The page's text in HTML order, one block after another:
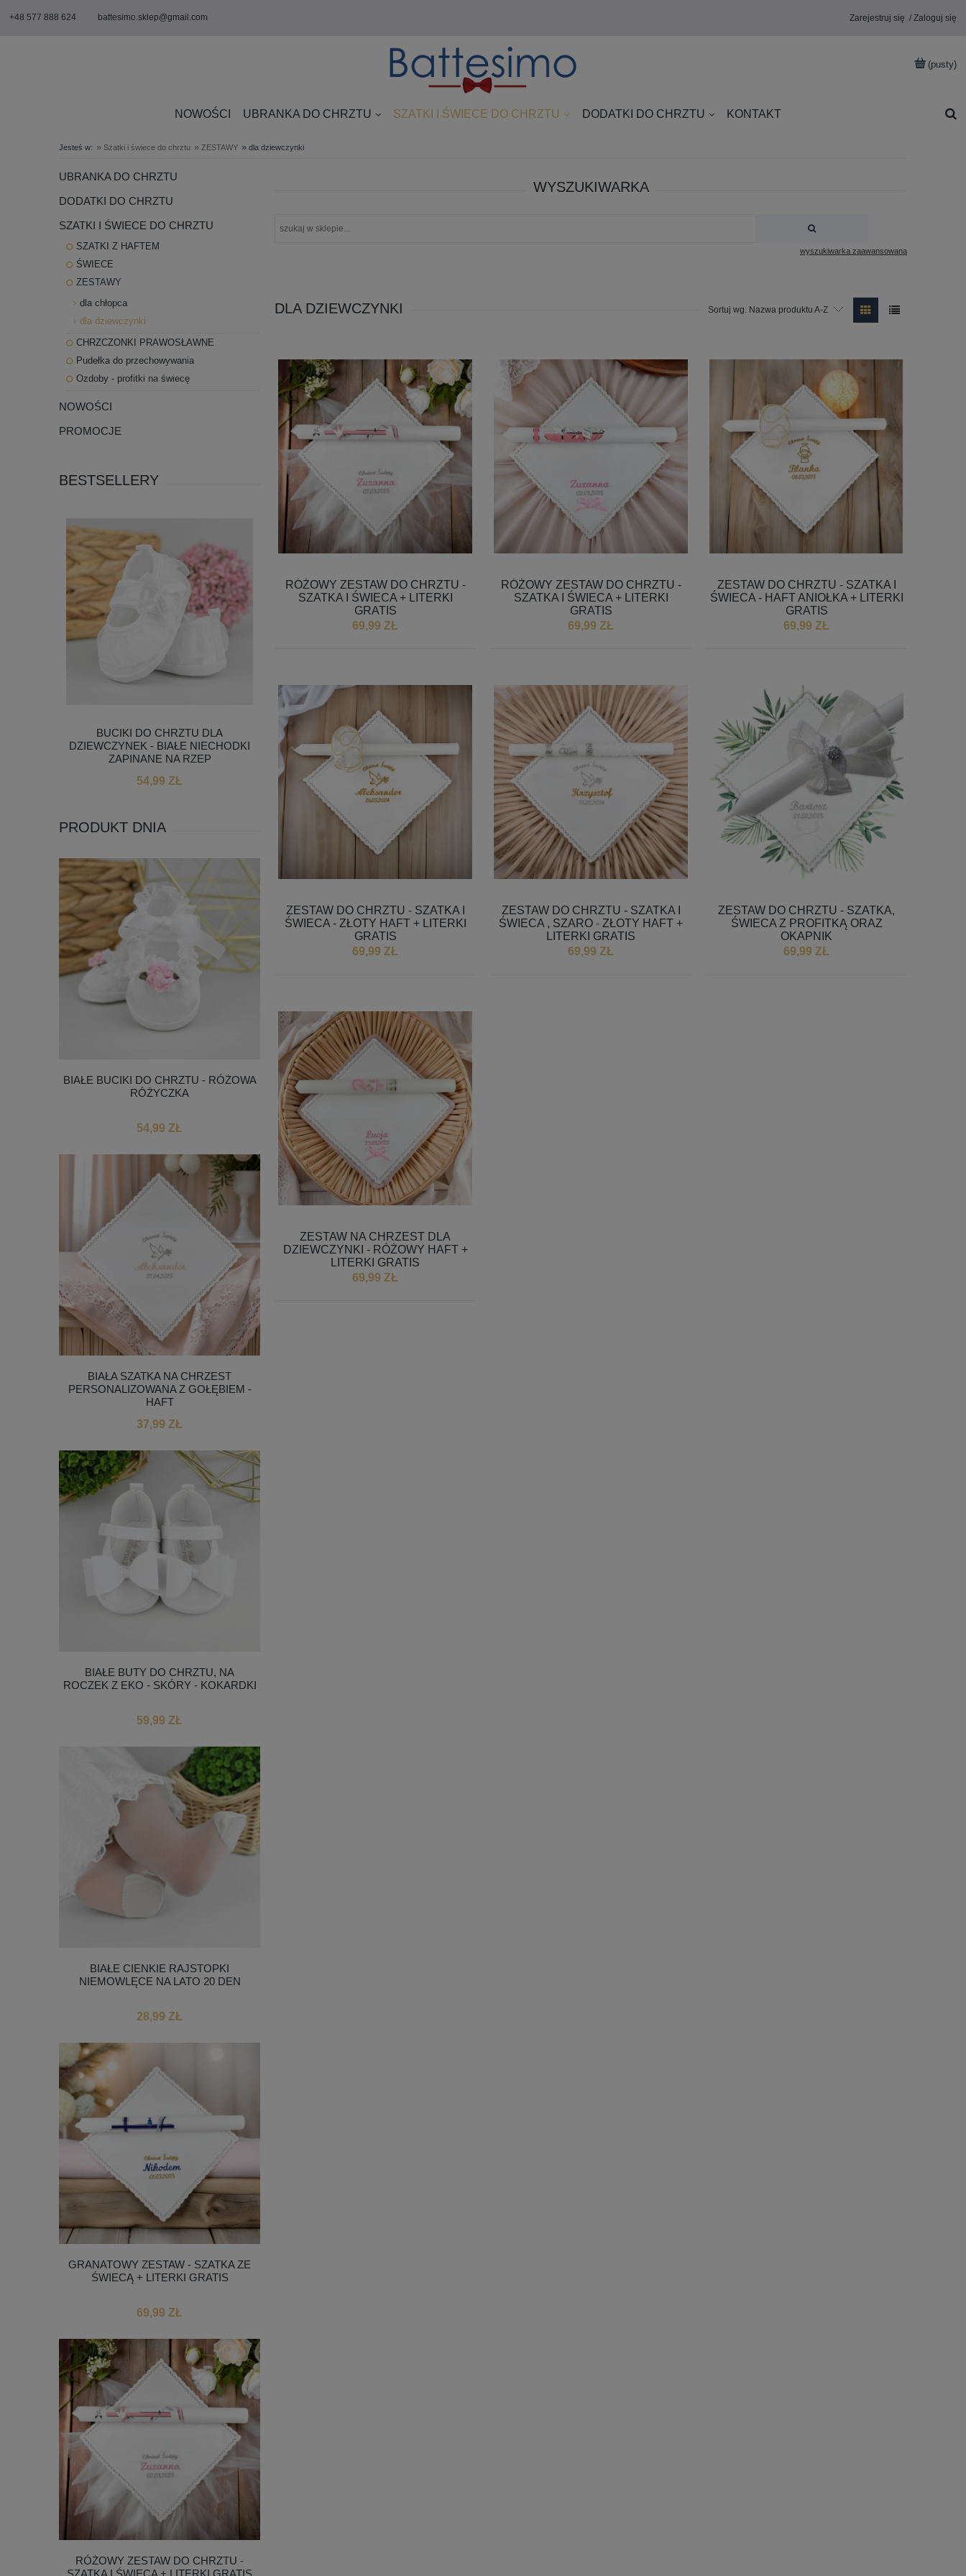
Zarejestruj się Zaloguj się
+48 577 888 624 battesimo.sklep@gmail.com
(pusty)
NOWOŚCI UBRANKA DO CHRZTU SZATKI I ŚWIECE DO CHRZTU DODATKI DO CHRZTU KONTAKT
Jesteś w: » Szatki i świece do chrztu » ZESTAWY » dla dziewczynki
UBRANKA DO CHRZTU
DODATKI DO CHRZTU
SZATKI I ŚWIECE DO CHRZTU
SZATKI Z HAFTEM
ŚWIECE
ZESTAWY
dla chłopca
dla dziewczynki
CHRZCZONKI PRAWOSŁAWNE
Pudełka do przechowywania
Ozdoby - profitki na świecę
NOWOŚCI
PROMOCJE
BESTSELLERY
BUCIKI DO CHRZTU DLA
DZIEWCZYNEK - BIAŁE NIECHODKI
ZAPINANE NA RZEP
54,99 ZŁ
BIAŁA SZATKA DO CHRZTU Z
WYHAFTOWANYM IMIENIEM I
DATĄ CHRZTU -KOLORY-
37,99 ZŁ
BALETKI KORONKOWE DO
CHRZTU - BIAŁE NIECHODKI DLA
DZIEWCZYNKI
54,99 ZŁ
BIAŁE BUCIKI DO CHRZTU DLA
DZIEWCZYNKI - BROKAT
54,99 ZŁ
BIAŁE
PRODUKT DNIA
BIAŁE BUCIKI DO CHRZTU - RÓŻOWA
RÓŻYCZKA
54,99 ZŁ
BIAŁA SZATKA NA CHRZEST
PERSONALIZOWANA Z GOŁĘBIEM -
HAFT
37,99 ZŁ
BIAŁE BUTY DO CHRZTU, NA
ROCZEK Z EKO - SKÓRY - KOKARDKI
59,99 ZŁ
BIAŁE CIENKIE RAJSTOPKI
NIEMOWLĘCE NA LATO 20 DEN
28,99 ZŁ
GRANATOWY ZESTAW - SZATKA ZE
ŚWIECĄ + LITERKI GRATIS
69,99 ZŁ
RÓŻOWY ZESTAW DO CHRZTU -
SZATKA I ŚWIECA + LITERKI GRATIS
WYSZUKIWARKA
wyszukiwarka zaawansowana
DLA DZIEWCZYNKI Sortuj wg: Nazwa produktu A-Z
RÓŻOWY ZESTAW DO CHRZTU -
SZATKA I ŚWIECA + LITERKI
GRATIS
69,99 ZŁ
RÓŻOWY ZESTAW DO CHRZTU -
SZATKA I ŚWIECA + LITERKI
GRATIS
69,99 ZŁ
ZESTAW DO CHRZTU - SZATKA I
ŚWIECA - HAFT ANIOŁKA + LITERKI
GRATIS
69,99 ZŁ
ZESTAW DO CHRZTU - SZATKA I
ŚWIECA - ZŁOTY HAFT + LITERKI
GRATIS
69,99 ZŁ
ZESTAW DO CHRZTU - SZATKA I
ŚWIECA , SZARO - ZŁOTY HAFT +
LITERKI GRATIS
69,99 ZŁ
ZESTAW DO CHRZTU - SZATKA,
ŚWIECA Z PROFITKĄ ORAZ
OKAPNIK
69,99 ZŁ
ZESTAW NA CHRZEST DLA
DZIEWCZYNKI - RÓŻOWY HAFT +
LITERKI GRATIS
69,99 ZŁ